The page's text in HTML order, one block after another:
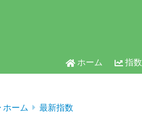
ホーム 指数
ホーム 最新指数